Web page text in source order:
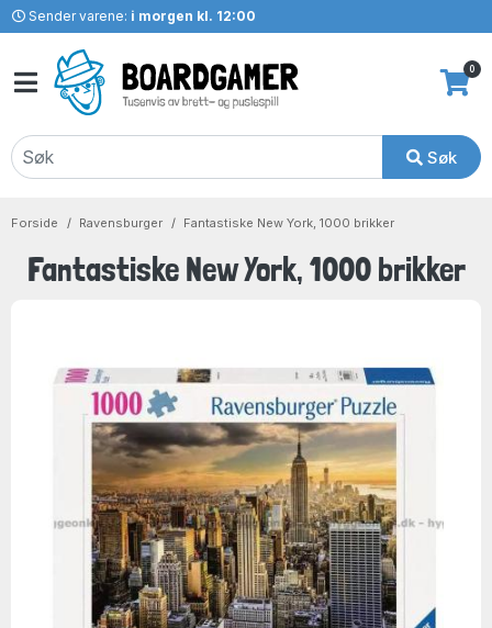
Sender varene: i morgen kl. 12:00
Søk
0
Forside Ravensburger Fantastiske New York, 1000 brikker
Fantastiske New York, 1000 brikker